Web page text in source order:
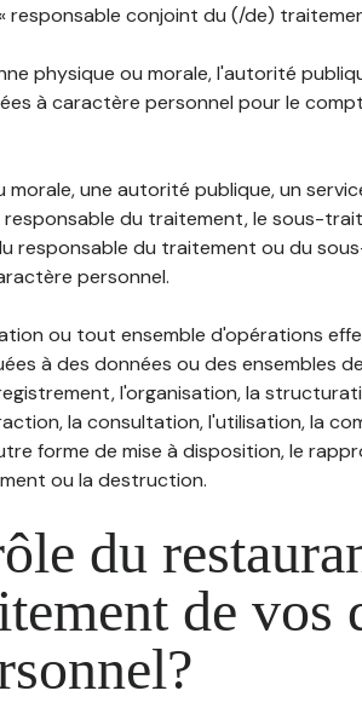
responsable conjoint du (/de)
physique ou morale, l'autorité
à caractère personnel pour le
une autorité publique, un
du traitement, le sous-
responsable du traitement ou du
personnel.
ou tout ensemble d'opérations
à des données ou des ensembles
l'organisation, la
la consultation, l'utilisation, la
forme de mise à disposition, le
ou la destruction.
du
de vos